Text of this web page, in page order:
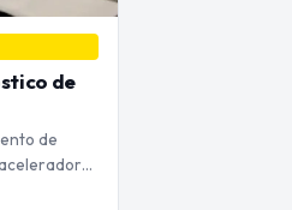
de
de